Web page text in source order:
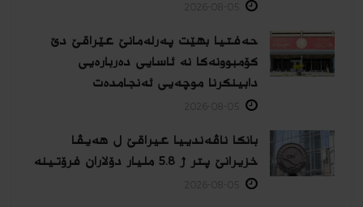
حەفتیا بهێت پەرلەمانێ عێراقێ دێ
کۆمبوونەکا نە ئاسایی دەربارەیی
دابینکرنا موچەیی ئەنجامدەت
بانکا ناڤەندییا عیراقێ ل هەیڤا
خزیرانێ پتر ژ 5.8 ملیار دۆلاران فرۆتینە